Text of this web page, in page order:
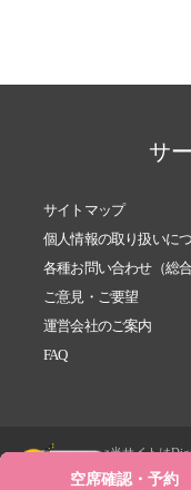
空席確認・予約
サ
サイトマップ
個人情報の取り扱いに
各種お問い合わせ（総合
ご意見・ご要望
運営会社のご案内
FAQ
当サイトは
によって入力
という暗号化